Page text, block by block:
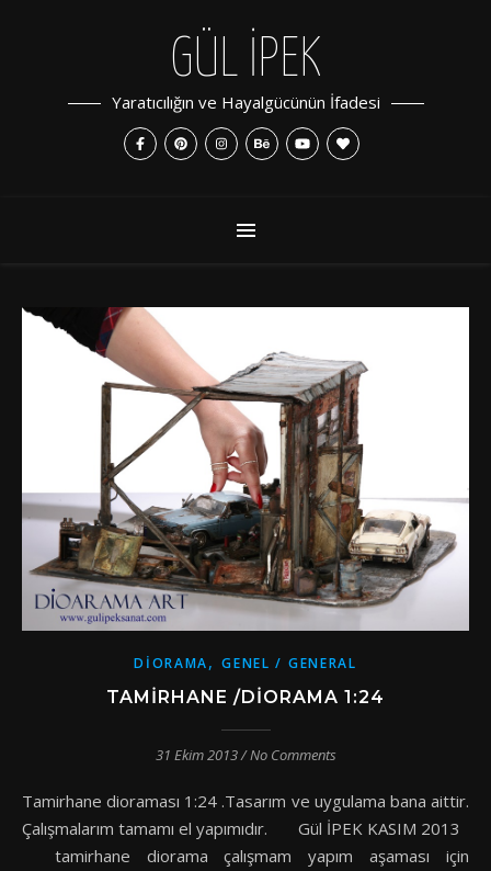
GÜL İPEK
Yaratıcılığın ve Hayalgücünün İfadesi
DIORAMA,GENEL / GENERAL
TAMIRHANE /DIORAMA 1:24
31 Ekim 2013/No Comments
Tamirhane dioraması 1:24 .Tasarım ve uygulama bana aittir.
Çalışmalarım tamamı el yapımıdır. Gül İPEK KASIM 2013
tamirhane diorama çalışmam yapım aşaması için